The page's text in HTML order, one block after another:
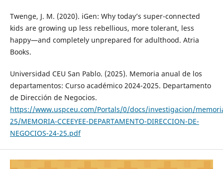
Twenge, J. M. (2020). iGen: Why today’s super-connected
kids are growing up less rebellious, more tolerant, less
happy—and completely unprepared for adulthood. Atria
Books.
Universidad CEU San Pablo. (2025). Memoria anual de los
departamentos: Curso académico 2024-2025. Departamento
de Dirección de Negocios.
https://www.uspceu.com/Portals/0/docs/investigacion/
25/MEMORIA-CCEEYEE-DEPARTAMENTO-DIRECCION-DE-
NEGOCIOS-24-25.pdf